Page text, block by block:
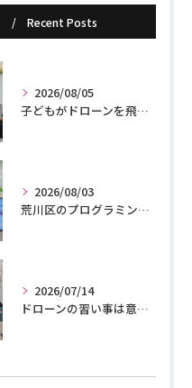
Recent Posts
2026/08/05
子どもがドローンを飛ばすのは違法？100g未満のルールと親が知るべき5つの安全対策
2026/08/03
荒川区のプログラミング教室｜ドローンで学ぶ小学生の習い事
2026/07/14
ドローンの習い事は意味ある？子どもに身につく5つの力を現役講師が解説